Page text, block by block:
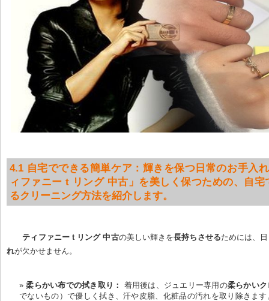
4.1 自宅でできる簡単ケア：輝きを保つ日常のお手入
ィファニー t リング 中古」を美しく保つための、自宅
るクリーニング方法を紹介します。
ティファニー t リング 中古の美しい輝きを長持ちさせるためには、
れが欠かせません。
柔らかい布での拭き取り： 着用後は、ジュエリー専用の柔らかいク
でないもの）で優しく拭き、汗や皮脂、化粧品の汚れを取り除きま